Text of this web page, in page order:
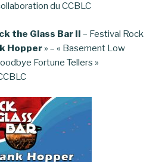
du CCBLC
the Glass Bar II – Festival Rock
Hopper » – « Basement Low
Fortune Tellers »